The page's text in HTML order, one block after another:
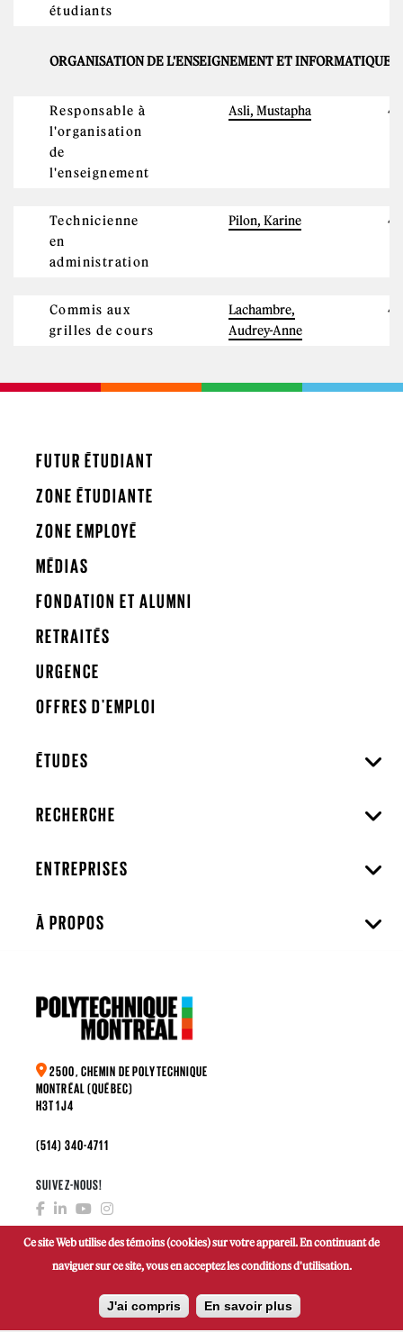
étudiants
ORGANISATION DE L'ENSEIGNEMENT ET INFORMATIQUE
Responsable à
l'organisation
de
l'enseignement
Asli, Mustapha
Technicienne
en
administration
Pilon, Karine
Commis aux
grilles de cours
Lachambre,
Audrey-Anne
FUTUR ÉTUDIANT
ZONE ÉTUDIANTE
ZONE EMPLOYÉ
MÉDIAS
FONDATION ET ALUMNI
RETRAITÉS
URGENCE
OFFRES D'EMPLOI
ÉTUDES
RECHERCHE
ENTREPRISES
À PROPOS
2500, CHEMIN DE POLYTECHNIQUE
MONTRÉAL (QUÉBEC)
H3T 1J4
(514) 340-4711
SUIVEZ-NOUS!
FAIRE UN DON
Ce site Web utilise des témoins (cookies) sur votre appareil. En continuant de
naviguer sur ce site, vous en acceptez les conditions d'utilisation.
J'ai compris En savoir plus